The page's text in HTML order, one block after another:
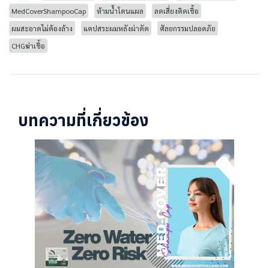
MedCoverShampooCap
ห้ามน้ำโดนแผล
ลดเสี่ยงติดเชื้อ
ผมสะอาดไม่ต้องล้าง
แคปสระผมหลังผ่าตัด
ศัลยกรรมปลอดภัย
CHGฆ่าเชื้อ
บทความที่เกี่ยวข้อง